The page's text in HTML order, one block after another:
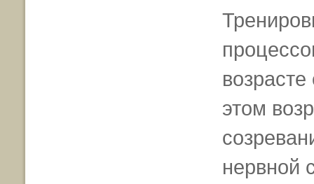
этом
нервной